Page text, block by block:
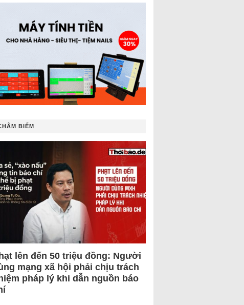
BIẾM
lên đến 50 triệu đồng: Người
mạng xã hội phải chịu trách
pháp lý khi dẫn nguồn báo